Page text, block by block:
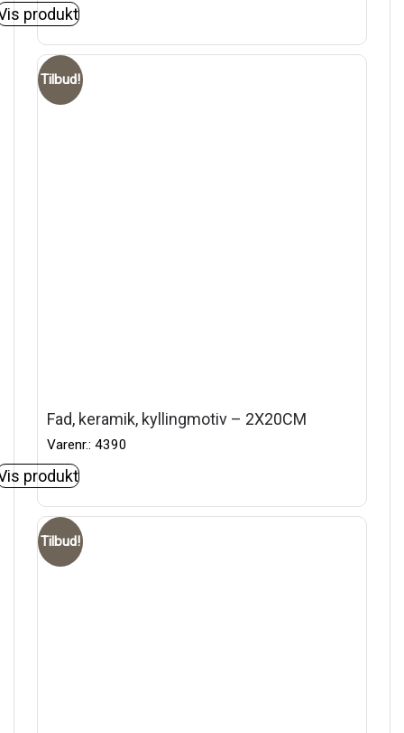
produkt
Tilbud!
Fad, keramik, kyllingmotiv – 2X20CM
Varenr.: 4390
produkt
Tilbud!